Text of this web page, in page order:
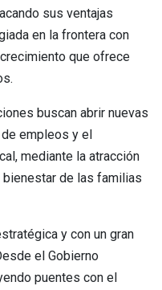
sus ventajas
en la frontera con
que ofrece
buscan abrir nuevas
empleos y el
mediante la atracción
de las familias
y con un gran
el Gobierno
puentes con el